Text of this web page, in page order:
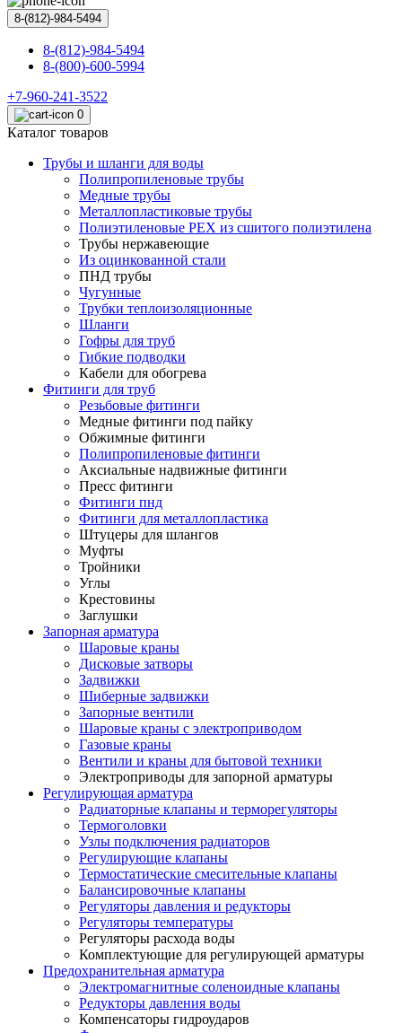
8-(812)-984-5494
8-(812)-984-5494
8-(800)-600-5994
+7-960-241-3522
0
Каталог товаров
Трубы и шланги для воды
Полипропиленовые трубы
Медные трубы
Металлопластиковые трубы
Полиэтиленовые PEX из сшитого полиэтилена
Трубы нержавеющие
Из оцинкованной стали
ПНД трубы
Чугунные
Трубки теплоизоляционные
Шланги
Гофры для труб
Гибкие подводки
Кабели для обогрева
Фитинги для труб
Резьбовые фитинги
Медные фитинги под пайку
Обжимные фитинги
Полипропиленовые фитинги
Аксиальные надвижные фитинги
Пресс фитинги
Фитинги пнд
Фитинги для металлопластика
Штуцеры для шлангов
Муфты
Тройники
Углы
Крестовины
Заглушки
Запорная арматура
Шаровые краны
Дисковые затворы
Задвижки
Шиберные задвижки
Запорные вентили
Шаровые краны с электроприводом
Газовые краны
Вентили и краны для бытовой техники
Электроприводы для запорной арматуры
Регулирующая арматура
Радиаторные клапаны и терморегуляторы
Термоголовки
Узлы подключения радиаторов
Регулирующие клапаны
Термостатические смесительные клапаны
Балансировочные клапаны
Регуляторы давления и редукторы
Регуляторы температуры
Регуляторы расхода воды
Комплектующие для регулирующей арматуры
Предохранительная арматура
Электромагнитные соленоидные клапаны
Редукторы давления воды
Компенсаторы гидроударов